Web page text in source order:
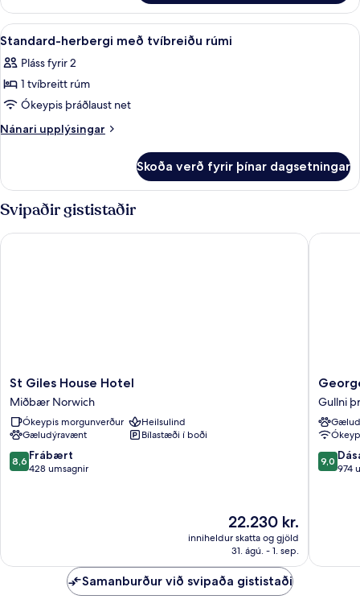
herbergi
fyrir
tvo
Skoða
allar
myndir
fyrir
Standard-
herbergi
rúmi
Standard-herbergi með tvíbreiðu
12
Standard-herbergi með tvíbreiðu rúmi
Pláss fyrir 2
1 tvíbreitt rúm
Ókeypis þráðlaust net
Nánari upplýsingar
Nánari
herbergi
tvíbreiðu
Skoða verð fyrir þínar dagsetningar
Svipaðir gististaðir
St
Giles
House
Hotel
Miðbær
Norwich
St Giles House Hotel
Miðbær Norwich
Ókeypis morgunverður
Heilsulind
Gæludýravænt
Bílastæði í boði
8.6
af
8,6 Frábært
428 umsagnir
Verðið
er
22.230 kr.
22.230 kr.
inniheldur skatta og gjöld
31. ágú. - 1. sep.
St Giles House Hotel
George
Hotel,
BW
Gullni
Gullni
9.0
af
9,0
974
George
Samanburður við svipaða gististaði